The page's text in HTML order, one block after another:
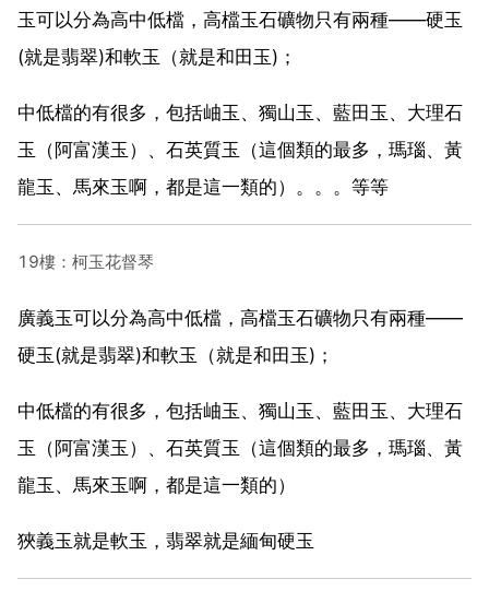
玉可以分為高中低檔，高檔玉石礦物只有兩種——硬玉
(就是翡翠)和軟玉（就是和田玉)；
中低檔的有很多，包括岫玉、獨山玉、藍田玉、大理石
玉（阿富漢玉）、石英質玉（這個類的最多，瑪瑙、黃
龍玉、馬來玉啊，都是這一類的）。。。等等
19樓：柯玉花督琴
廣義玉可以分為高中低檔，高檔玉石礦物只有兩種——
硬玉(就是翡翠)和軟玉（就是和田玉)；
中低檔的有很多，包括岫玉、獨山玉、藍田玉、大理石
玉（阿富漢玉）、石英質玉（這個類的最多，瑪瑙、黃
龍玉、馬來玉啊，都是這一類的）
狹義玉就是軟玉，翡翠就是緬甸硬玉